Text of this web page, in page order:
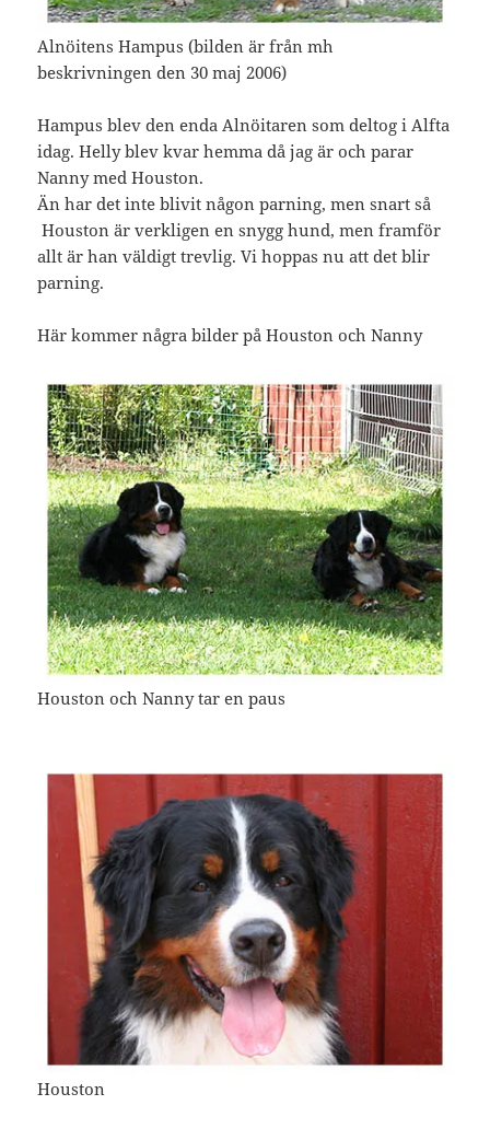
Alnöitens Hampus (bilden är från mh
beskrivningen den 30 maj 2006)
Hampus blev den enda Alnöitaren som deltog i Alfta
idag. Helly blev kvar hemma då jag är och parar
Nanny med Houston.
Än har det inte blivit någon parning, men snart så
Houston är verkligen en snygg hund, men framför
allt är han väldigt trevlig. Vi hoppas nu att det blir
parning.
Här kommer några bilder på Houston och Nanny
Houston och Nanny tar en paus
Houston